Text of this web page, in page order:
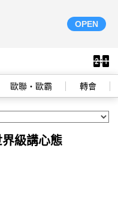
OPEN
歐聯‧歐霸 轉會
界級講心態